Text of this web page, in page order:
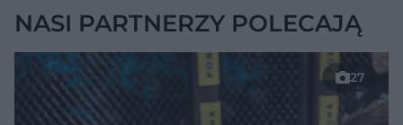
NASI PARTNERZY POLECAJĄ
27